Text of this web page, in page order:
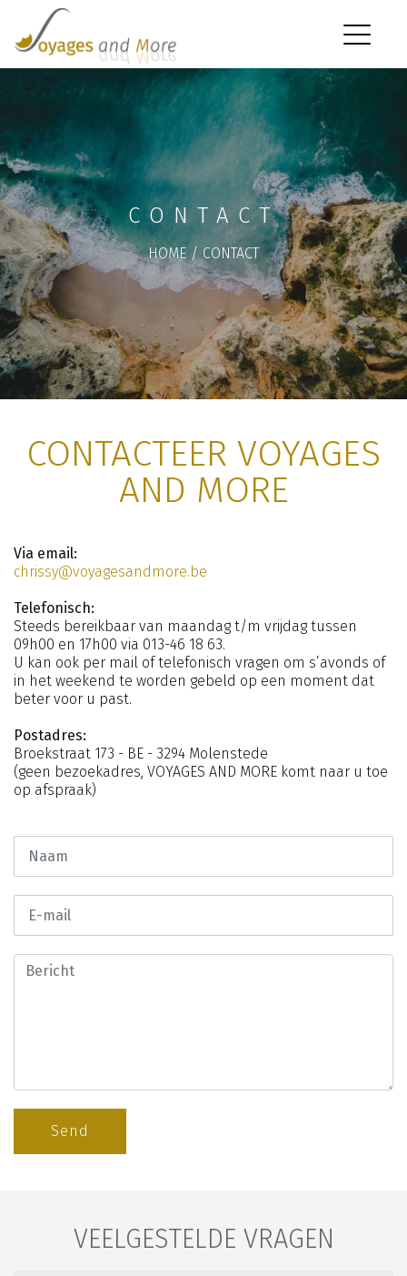
CONTACT
HOME / CONTACT
CONTACTEER VOYAGES
AND MORE
Via email:
chrissy@voyagesandmore.be
Telefonisch:
Steeds bereikbaar van maandag t/m vrijdag tussen
09h00 en 17h00 via 013-46 18 63.
U kan ook per mail of telefonisch vragen om s’avonds of
in het weekend te worden gebeld op een moment dat
beter voor u past.
Postadres:
Broekstraat 173 - BE - 3294 Molenstede
(geen bezoekadres, VOYAGES AND MORE komt naar u toe
op afspraak)
VEELGESTELDE VRAGEN